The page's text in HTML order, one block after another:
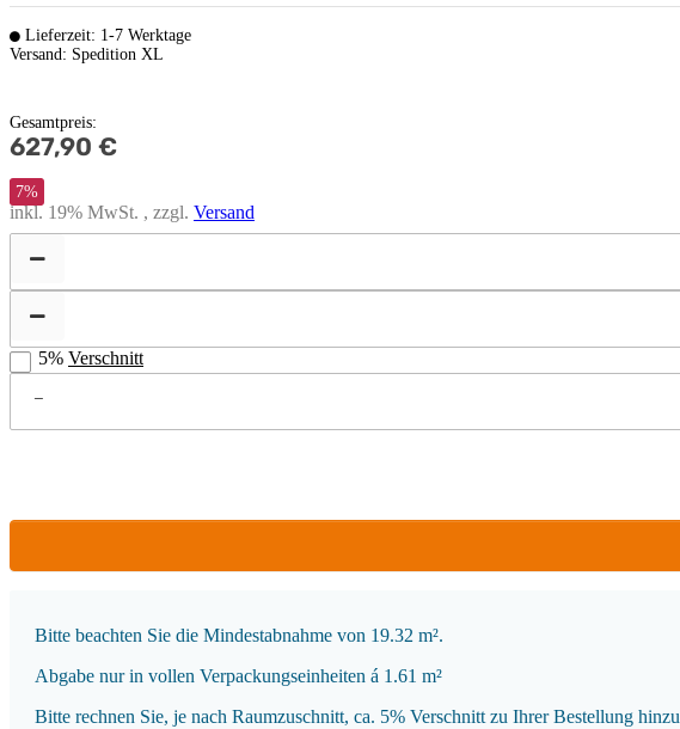
Lieferzeit: 1-7 Werktage
Versand: Spedition XL
Gesamtpreis:
627,90 €
7%
inkl. 19% MwSt. , zzgl. Versand
5% Verschnitt
Bitte beachten Sie die Mindestabnahme von 19.32 m².
Abgabe nur in vollen Verpackungseinheiten á 1.61 m²
Bitte rechnen Sie, je nach Raumzuschnitt, ca. 5% Verschnitt zu Ihrer Bestellung hinzu